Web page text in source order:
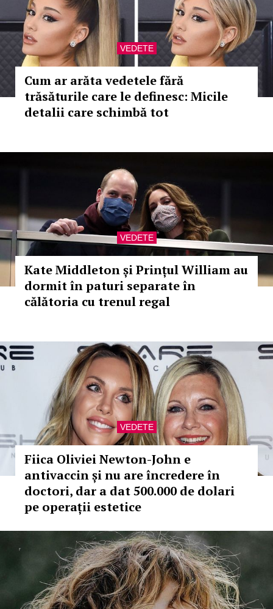
VEDETE
Cum ar arăta vedetele fără
trăsăturile care le definesc: Micile
detalii care schimbă tot
VEDETE
Kate Middleton și Prințul William au
dormit în paturi separate în
călătoria cu trenul regal
VEDETE
Fiica Oliviei Newton-John e
antivaccin și nu are încredere în
doctori, dar a dat 500.000 de dolari
pe operații estetice